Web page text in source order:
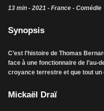
13 min - 2021 - France - Comédie
Synopsis
C’est l’histoire de Thomas
face à une fonctionnaire de l’au-
croyance terrestre et que tout
Mickaël Draï